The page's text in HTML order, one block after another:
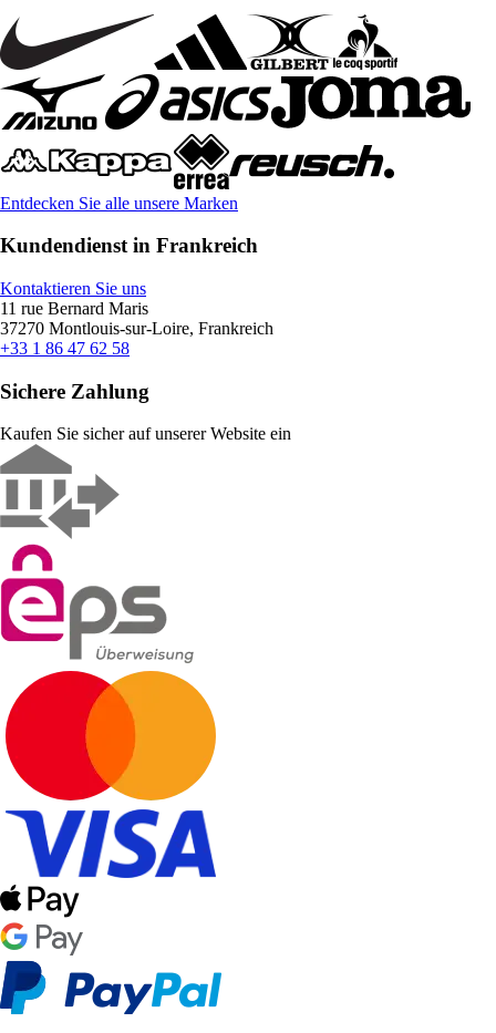
Entdecken Sie alle unsere Marken
Kundendienst in Frankreich
Kontaktieren Sie uns
11 rue Bernard Maris
37270 Montlouis-sur-Loire, Frankreich
+33 1 86 47 62 58
Sichere Zahlung
Kaufen Sie sicher auf unserer Website ein